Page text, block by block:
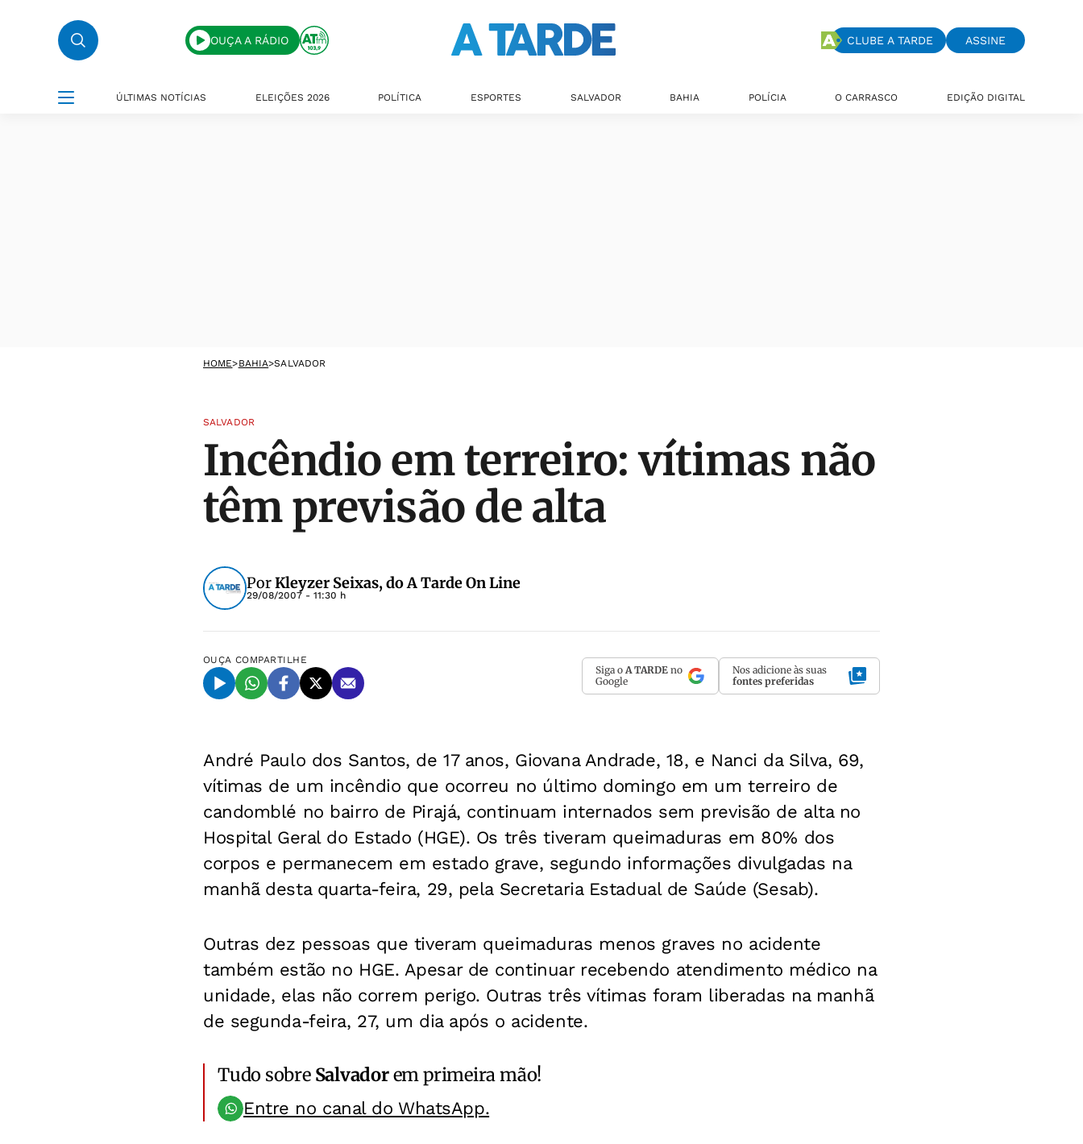
OUÇA A RÁDIO CLUBE A TARDE ASSINE
ÚLTIMAS NOTÍCIAS ELEIÇÕES 2026 POLÍTICA ESPORTES SALVADOR BAHIA POLÍCIA O CARRASCO EDIÇÃO DIGITAL
HOME>BAHIA>SALVADOR
SALVADOR
Incêndio em terreiro: vítimas não
têm previsão de alta
PorKleyzer Seixas, do A Tarde On Line
29/08/2007 - 11:30 h
OUÇA COMPARTILHE
Siga o A TARDE no
Google
Nos adicione às suas
fontes preferidas
André Paulo dos Santos, de 17 anos, Giovana Andrade, 18, e Nanci da Silva, 69,
vítimas de um incêndio que ocorreu no último domingo em um terreiro de
candomblé no bairro de Pirajá, continuam internados sem previsão de alta no
Hospital Geral do Estado (HGE). Os três tiveram queimaduras em 80% dos
corpos e permanecem em estado grave, segundo informações divulgadas na
manhã desta quarta-feira, 29, pela Secretaria Estadual de Saúde (Sesab).
Outras dez pessoas que tiveram queimaduras menos graves no acidente
também estão no HGE. Apesar de continuar recebendo atendimento médico na
unidade, elas não correm perigo. Outras três vítimas foram liberadas na manhã
de segunda-feira, 27, um dia após o acidente.
Tudo sobre Salvadorem primeira mão!
Entre no canal do WhatsApp.